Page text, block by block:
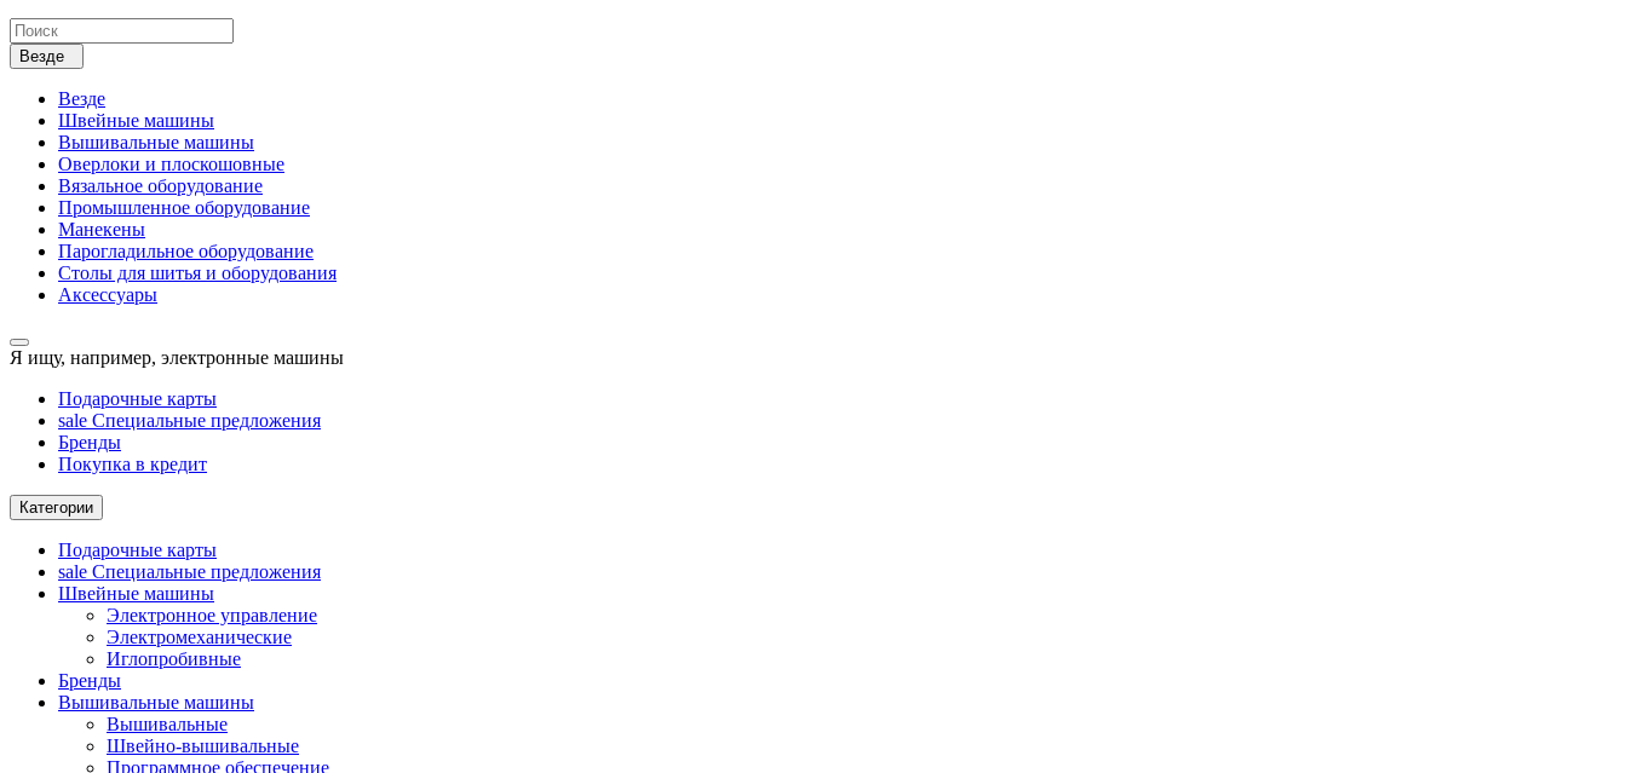
Везде
Везде
Швейные машины
Вышивальные машины
Оверлоки и плоскошовные
Вязальное оборудование
Промышленное оборудование
Манекены
Парогладильное оборудование
Столы для шитья и оборудования
Аксессуары
Я ищу, например, электронные машины
Подарочные карты
sale Специальные предложения
Бренды
Покупка в кредит
Категории
Подарочные карты
sale Специальные предложения
Швейные машины
Электронное управление
Электромеханические
Иглопробивные
Бренды
Вышивальные машины
Вышивальные
Швейно-вышивальные
Программное обеспечение